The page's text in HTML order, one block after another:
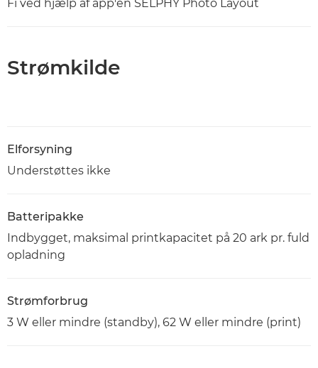
Fi ved hjælp af app'en SELPHY Photo Layout
Strømkilde
Elforsyning
Understøttes ikke
Batteripakke
Indbygget, maksimal printkapacitet på 20 ark pr. fuld
opladning
Strømforbrug
3 W eller mindre (standby), 62 W eller mindre (print)